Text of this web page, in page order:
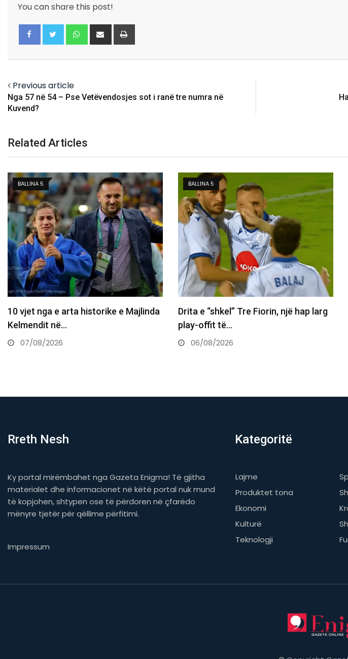
You can share this post!
Whatsapp
Share
via
Previous article
Nga 57 në 54 – Pse Vetëvendosjes sot i ranë tre numra në
Kuvend?
Related Articles
BALLINA 5
Drita e “shkel” Tre Fiorin, një hap larg
play-offit të…
06/08/2026
FUTBOLL
Daut Haradinaj Kurtit: Sa mirë po të
sheh kombi në…
06/08/2026
Rreth Nesh
Ky portal mirëmbahet nga Gazeta Enigma! Të gjitha
materialet dhe informacionet në këtë portal nuk mund
të kopjohen, shtypen ose të përdoren në çfarëdo
mënyre tjetër për qëllime përfitimi.
Impressum
Kategoritë
Lajme
Produktet tona
Ekonomi
Kulturë
Teknologji